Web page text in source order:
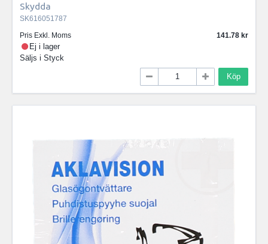
Skydda
SK616051787
Pris Exkl. Moms
141.78
Ej i lager
Säljs i Styck
Köp